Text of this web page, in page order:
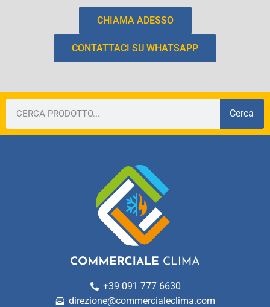
CHIAMA ADESSO
CONTATTACI SU WHATSAPP
Cerca
+39 091 777 6630
direzione@commercialeclima.com